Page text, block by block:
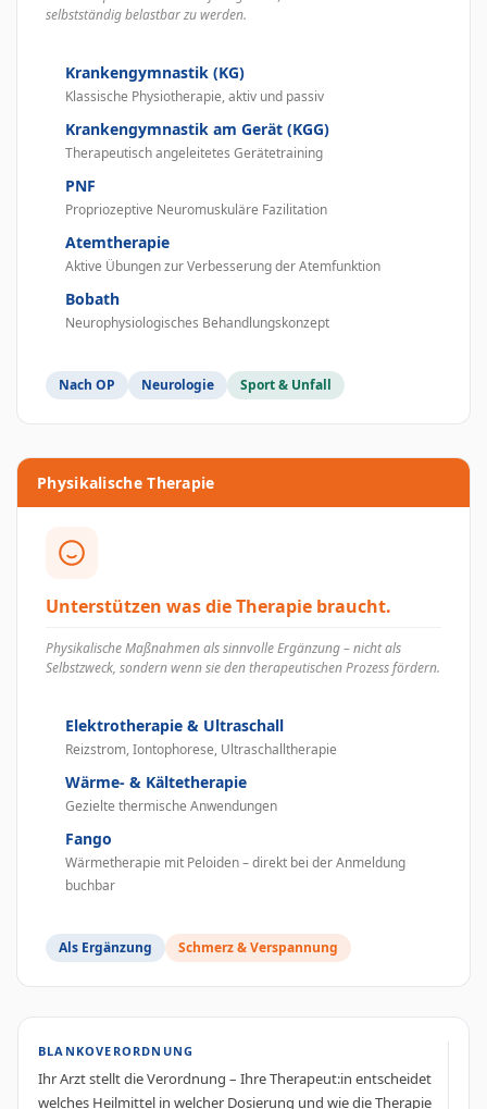
selbstständig belastbar zu werden.
Krankengymnastik (KG)
Klassische Physiotherapie, aktiv und passiv
Krankengymnastik am Gerät (KGG)
Therapeutisch angeleitetes Gerätetraining
PNF
Propriozeptive Neuromuskuläre Fazilitation
Atemtherapie
Aktive Übungen zur Verbesserung der Atemfunktion
Bobath
Neurophysiologisches Behandlungskonzept
Nach OP Neurologie Sport & Unfall
Physikalische Therapie
Unterstützen was die Therapie braucht.
Physikalische Maßnahmen als sinnvolle Ergänzung – nicht als
Selbstzweck, sondern wenn sie den therapeutischen Prozess fördern.
Elektrotherapie & Ultraschall
Reizstrom, Iontophorese, Ultraschalltherapie
Wärme- & Kältetherapie
Gezielte thermische Anwendungen
Fango
Wärmetherapie mit Peloiden – direkt bei der Anmeldung
buchbar
Als Ergänzung Schmerz & Verspannung
BLANKOVERORDNUNG
Ihr Arzt stellt die Verordnung – Ihre Therapeut:in entscheidet
welches Heilmittel in welcher Dosierung und wie die Therapie